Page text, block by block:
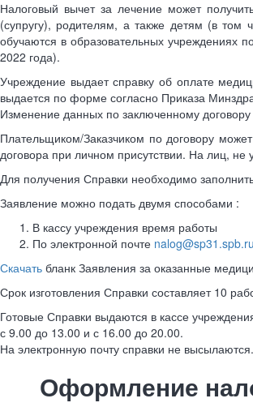
Налоговый вычет за лечение может
(супругу), родителям, а также детям (в
обучаются в образовательных
2022 года).
Учреждение выдает справку об оплате
выдается по форме согласно Приказа
Изменение данных по заключенному
Плательщиком/Заказчиком по договору
договора при личном присутствии. На лиц,
Для получения Справки необходимо
Заявление можно подать двумя способами :
В кассу учреждения время работы
По электронной почте nalog@sp31.spb.ru
Скачать бланк Заявления за оказанные
Срок изготовления Справки составляет 10
Готовые Справки выдаются в кассе
с 9.00 до 13.00 и с 16.00 до 20.00.
На электронную почту справки не высылаются.
Оформление